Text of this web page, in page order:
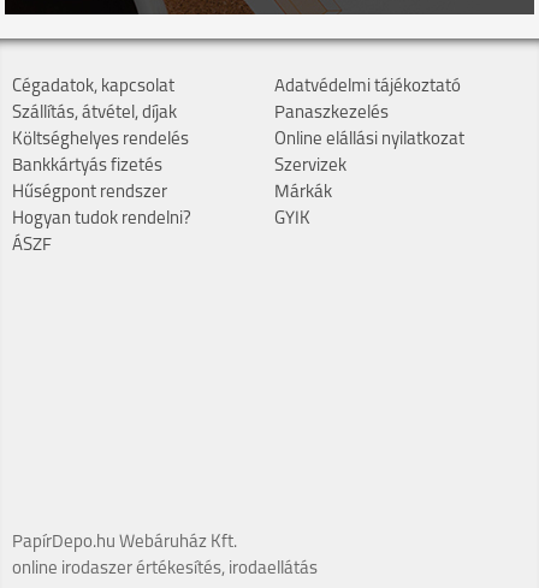
Cégadatok, kapcsolat
Szállítás, átvétel, díjak
Költséghelyes rendelés
Bankkártyás fizetés
Hűségpont rendszer
Hogyan tudok rendelni?
ÁSZF
Adatvédelmi tájékoztató
Panaszkezelés
Online elállási nyilatkozat
Szervizek
Márkák
GYIK
PapírDepo.hu Webáruház Kft.
online irodaszer értékesítés, irodaellátás